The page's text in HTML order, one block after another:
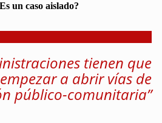
un caso aislado?
tienen que
empezar a abrir vías de
público-comunitaria”